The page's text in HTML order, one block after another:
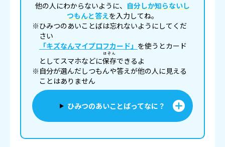
他の人にわからないように、 自分しか知らないし
つもんと答えを入力してね。
※ひみつのあいことばは忘れないようにしてくだ
さい
「キズなんマイプロフカード」 を使うとカード
としてスマホなどに保存
ほぞん
できるよ
※自分が選んだしつもんや答えが他の人に見える
ことはありません
ひみつのあいことばってなに？